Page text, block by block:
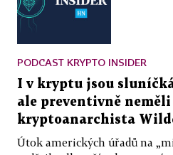
PODCAST KRYPTO INSIDER
I v kryptu jsou
ale preventivně
kryptoanarchista
Útok amerických úřadů na